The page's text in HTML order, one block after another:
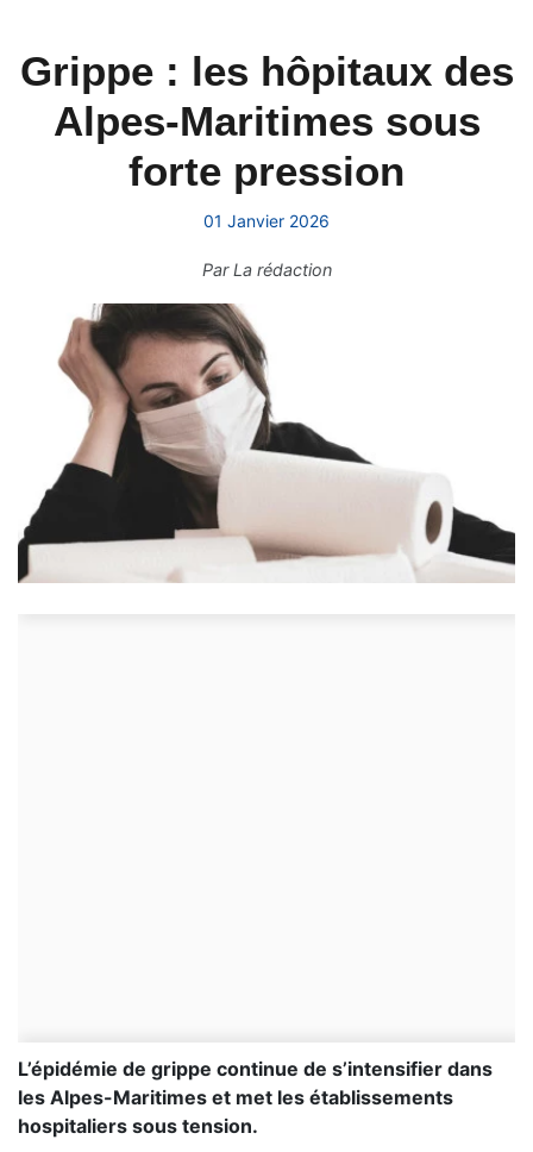
Grippe : les hôpitaux des
Alpes-Maritimes sous
forte pression
01 Janvier 2026
ParLa rédaction
L’épidémie de grippe continue de s’intensifier dans
les Alpes-Maritimes et met les établissements
hospitaliers sous tension.